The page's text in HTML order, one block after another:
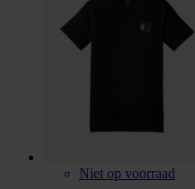
Niet op voorraad